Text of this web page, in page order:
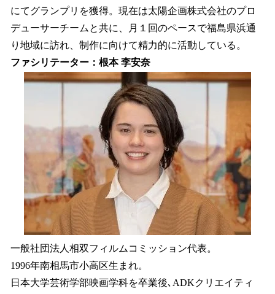
にてグランプリを獲得。現在は太陽企画株式会社のプロ
デューサーチームと共に、月１回のペースで福島県浜通
り地域に訪れ、制作に向けて精力的に活動している。
ファシリテーター：根本 李安奈
一般社団法人相双フィルムコミッション代表。
1996年南相馬市小高区生まれ。
日本大学芸術学部映画学科を卒業後､ADKクリエイティ